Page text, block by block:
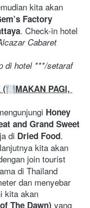
kita akan
Factory
Cabaret
di hotel ***/setaraf
(
MAKAN PAGI,
Honey
and Grand Sweet
di Dried Food.
kita akan
join tourist
di Thailand
dan menyebar
kita akan
The Dawn) yang